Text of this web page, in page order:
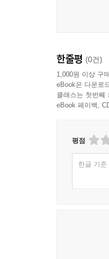
한줄평 (0건)
1,000원 이상 구
eBook은 다운로
클래스는 첫번째
eBook 페이백,
평점
한글 기준